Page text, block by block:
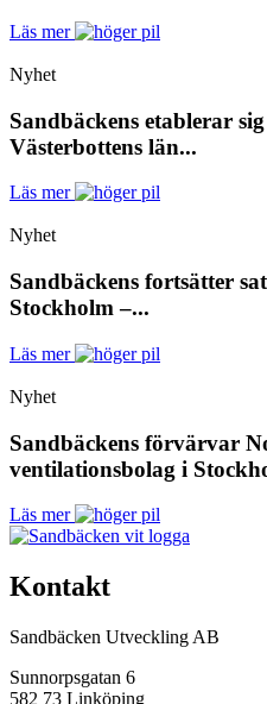
Läs mer
Nyhet
Sandbäckens etablerar
Västerbottens län...
Läs mer
Nyhet
Sandbäckens fortsätter
Stockholm –...
Läs mer
Nyhet
Sandbäckens förvärvar
ventilationsbolag i
Läs mer
Kontakt
Sandbäcken Utveckling AB
Sunnorpsgatan 6
582 73 Linköping